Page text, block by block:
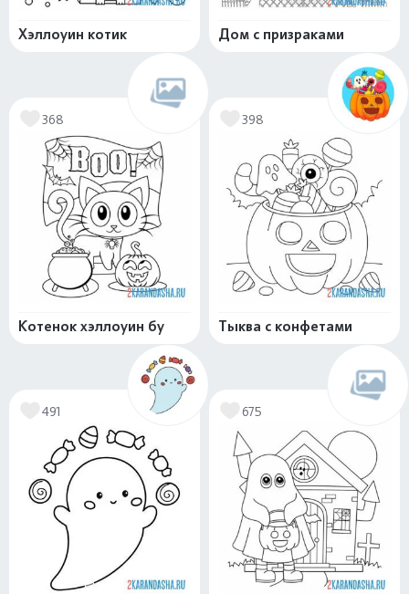
Хэллоуин котик Дом с призраками
368
Котенок хэллоуин бу
398
Тыква с конфетами
491 675